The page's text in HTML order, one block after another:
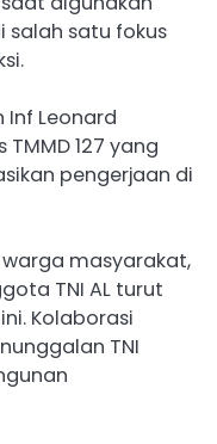
salah satu fokus
Leonard
127 yang
pengerjaan di
warga masyarakat,
TNI AL turut
Kolaborasi
TNI